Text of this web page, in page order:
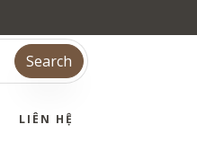
Search
LIÊN HỆ